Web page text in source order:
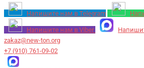
Напишите нам в Telegram
Напишите нам в Viber
zakaz@new-ton.org
+7 (910) 761-09-02